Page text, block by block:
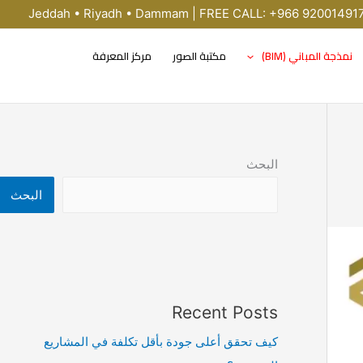
Jeddah • Riyadh • Dammam | FREE CALL: +966
نمذجة المباني (BIM) مكتبة الصور مركز المعرفة
البحث
البحث
Recent Posts
كيف تحقق أعلى جودة بأقل تكلفة في المشاريع